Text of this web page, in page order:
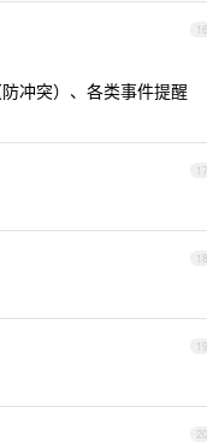
16
冲突）、各类事件提醒
17
18
19
20